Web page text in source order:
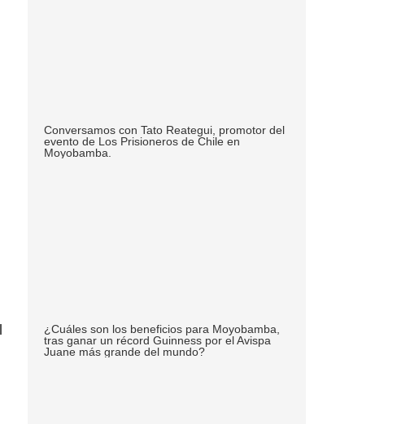
Conversamos con Tato Reategui, promotor del
evento de Los Prisioneros de Chile en
Moyobamba.
¿Cuáles son los beneficios para Moyobamba,
tras ganar un récord Guinness por el Avispa
Juane más grande del mundo?